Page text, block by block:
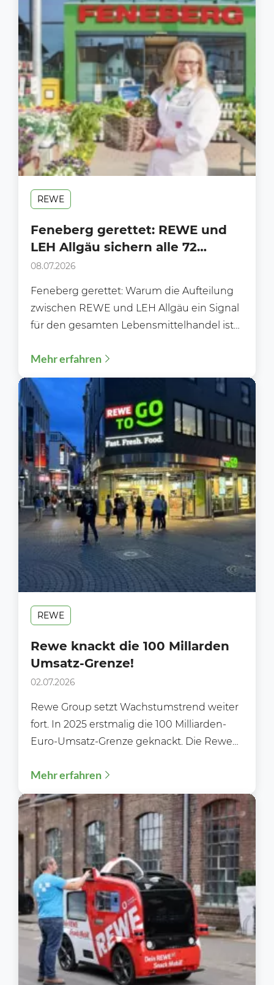
REWE
Feneberg gerettet: REWE und
LEH Allgäu sichern alle 72
Märkte und die Zukunft der
08.07.2026
Feneberg gerettet: Warum die Aufteilung
zwischen REWE und LEH Allgäu ein Signal
für den gesamten Lebensmittelhandel ist
Mehr erfahren
REWE
Rewe knackt die 100 Millarden
Umsatz-Grenze!
02.07.2026
Rewe Group setzt Wachstumstrend weiter
fort. In 2025 erstmalig die 100 Milliarden-
Euro-Umsatz-Grenze geknackt. Die Rewe
Geschäftsjahr zurück....
Mehr erfahren